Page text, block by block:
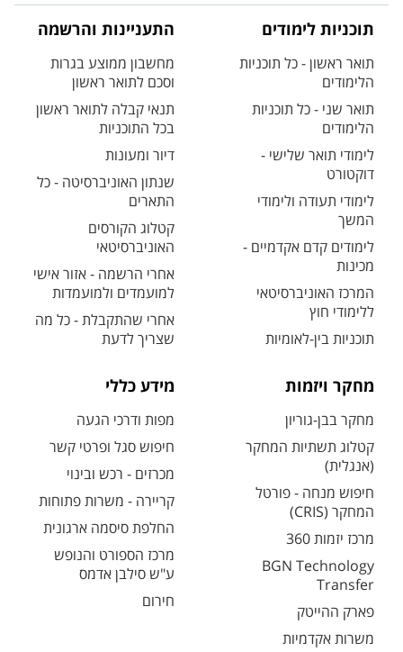
תוכניות לימודים
תואר ראשון - כל תוכניות
הלימודים
תואר שני - כל תוכניות
הלימודים
לימודי תואר שלישי -
דוקטורט
לימודי תעודה ולימודי
המשך
לימודים קדם אקדמיים -
מכינות
המרכז האוניברסיטאי
ללימודי חוץ
תוכניות בין-לאומיות
התעניינות והרשמה
מחשבון ממוצע בגרות
וסכם לתואר ראשון
תנאי קבלה לתואר ראשון
בכל התוכניות
דיור ומעונות
שנתון האוניברסיטה - כל
התארים
קטלוג הקורסים
האוניברסיטאי
אחרי הרשמה - אזור אישי
למועמדים ולמועמדות
אחרי שהתקבלת - כל מה
שצריך לדעת
מחקר ויזמות
מחקר בבן-גוריון
קטלוג תשתיות המחקר
(אנגלית)
חיפוש מנחה - פורטל
המחקר (CRIS)
מרכז יזמות 360
BGN Technology
Transfer
פארק ההייטק
משרות אקדמיות
מידע כללי
מפות ודרכי הגעה
חיפוש סגל ופרטי קשר
מכרזים - רכש ובינוי
קריירה - משרות פתוחות
החלפת סיסמה ארגונית
מרכז הספורט והנופש
ע"ש סילבן אדמס
חירום